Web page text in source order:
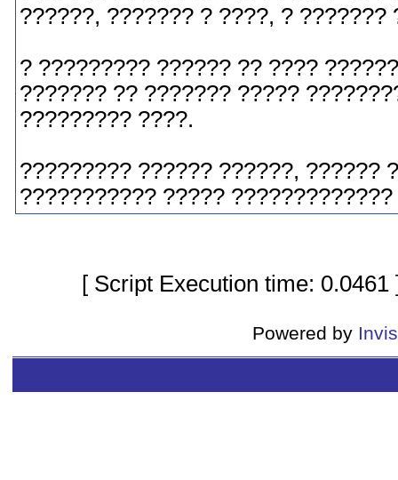
??????, ??????? ? ????, ?
? ????????? ?????? ?? ????
??????? ?? ??????? ?????
????????? ????.
????????? ?????? ??????, ??????
??????????? ?????
[ Script Execution time:
Powered by